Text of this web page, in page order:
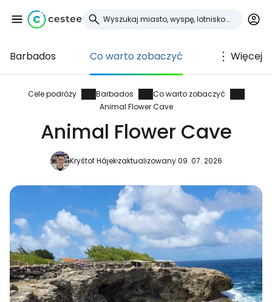
Barbados Co warto zobaczyć Więcej
Cele podróży Barbados
Co warto zobaczyć
Animal Flower Cave
Animal Flower Cave
Kryštof Hájekzaktualizowany 09. 07. 2026
Zaloguj się do
Cestee
... światowej społeczności podróżniczej
Kontynuuj z Google
Kontynuuj z Facebookiem
Kontynuuj z e-mailem